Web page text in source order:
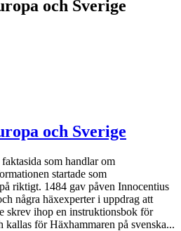
och Sverige
och Sverige
som handlar om
startade som
riktigt. 1484 gav påven Innocentius
några häxexperter i uppdrag att
skrev ihop en instruktionsbok för
för Häxhammaren på svenska...